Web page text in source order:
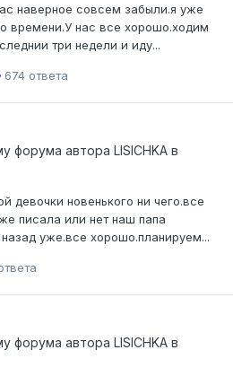
наверное совсем забыли.я уже
времени.У нас все хорошо.ходим
три недели и иду...
674 ответа
форума автора LISICHKA в
девочки новенького ни чего.все
писала или нет наш папа
уже.все хорошо.планируем...
форума автора LISICHKA в